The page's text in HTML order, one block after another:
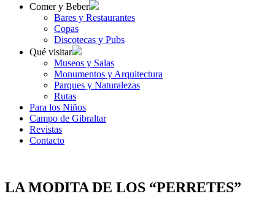
Comer y Beber
Bares y Restaurantes
Copas
Discotecas y Pubs
Qué visitar
Museos y Salas
Monumentos y Arquitectura
Parques y Naturalezas
Rutas
Para los Niños
Campo de Gibraltar
Revistas
Contacto
LA MODITA DE LOS “PERRETES”